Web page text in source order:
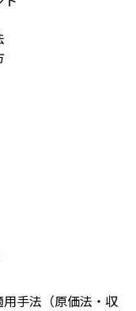
手法（原価法・収